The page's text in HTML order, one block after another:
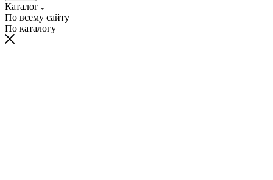
Каталог
По всему сайту
По каталогу